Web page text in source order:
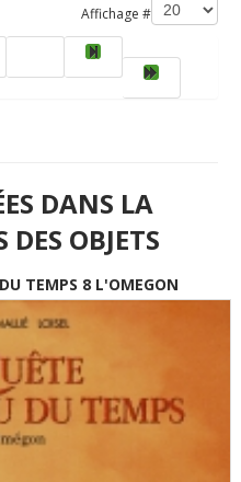
Affichage #
DANS LA
DES OBJETS
TEMPS 8 L'OMEGON